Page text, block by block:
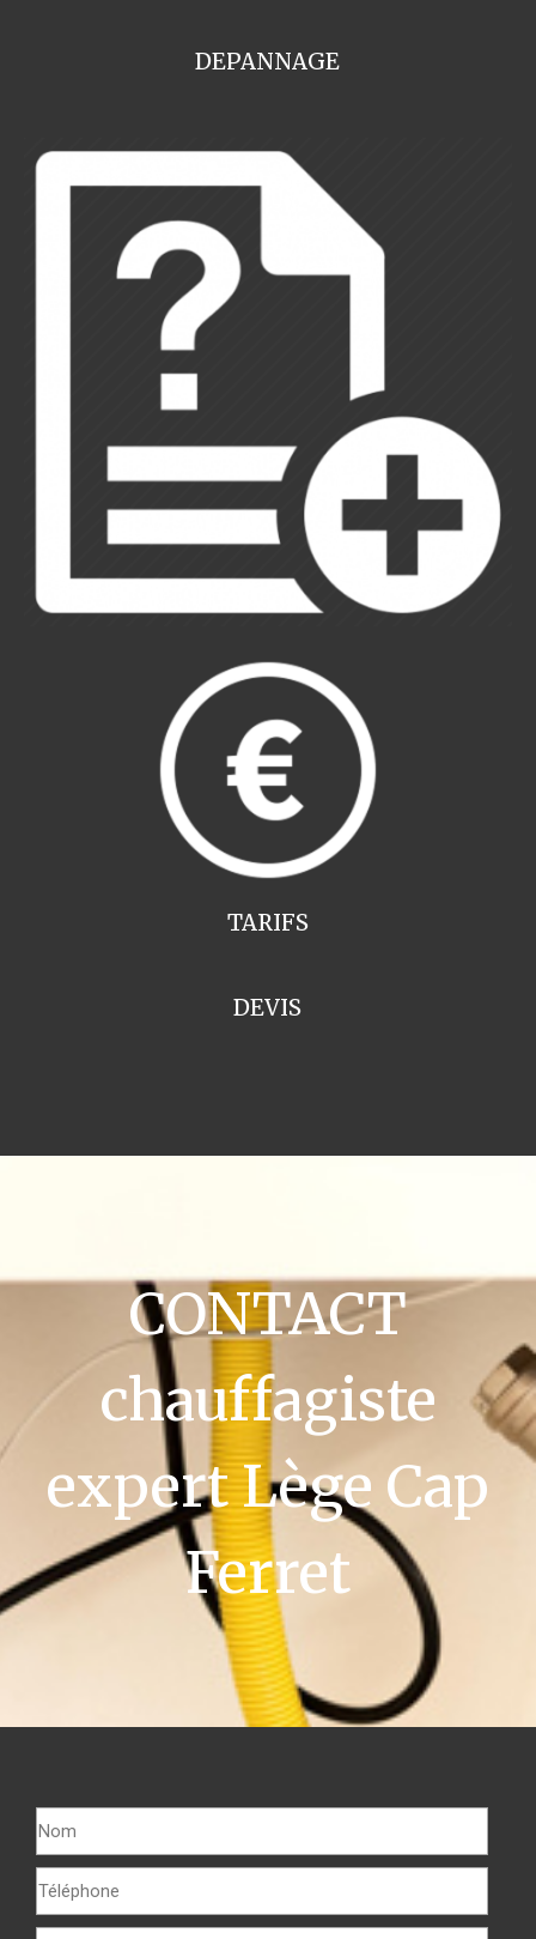
DEPANNAGE
TARIFS
DEVIS
CONTACT
chauffagiste
expert Lège Cap
Ferret